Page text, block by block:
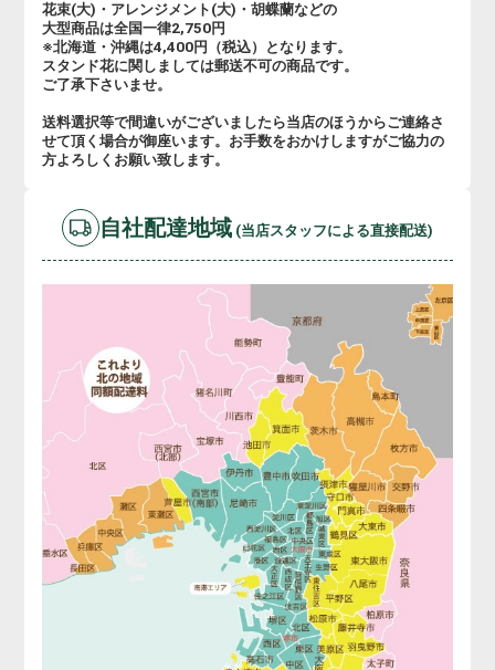
花束(大)・アレンジメント(大)・胡蝶蘭などの
大型商品は全国一律2,750円
※北海道・沖縄は4,400円（税込）となります。
スタンド花に関しましては郵送不可の商品です。
ご了承下さいませ。
送料選択等で間違いがございましたら当店のほうからご連絡さ
せて頂く場合が御座います。お手数をおかけしますがご協力の
方よろしくお願い致します。
自社配達地域 (当店スタッフによる直接配送)